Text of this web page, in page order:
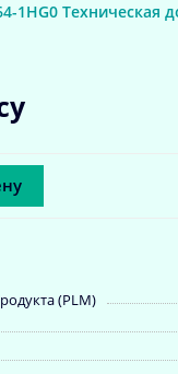
1HG0 Техническая
(PLM)